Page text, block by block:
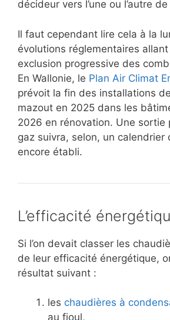
décideur vers l’une ou l’autre
Il faut cependant lire cela à la
évolutions réglementaires
exclusion progressive des
En Wallonie, le Plan Air Climat
prévoit la fin des installations
mazout en 2025 dans les
2026 en rénovation. Une sortie
gaz suivra, selon, un calendrier
encore établi.
L’efficacité
Si l’on devait classer les
de leur efficacité énergétique,
résultat suivant :
les chaudières à
au fioul,